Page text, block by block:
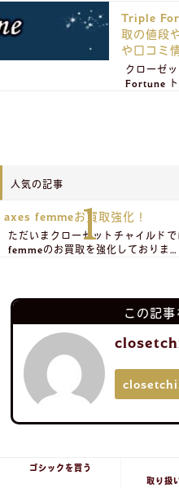
Triple
取の値段
や口コミ
クローゼ
Fortune ト
人気の記事
axes femmeお買取強化！
ただいまクローゼットチャイルド
femmeのお買取を強化しておりま…
この記事
ゴシックを買う
取り扱